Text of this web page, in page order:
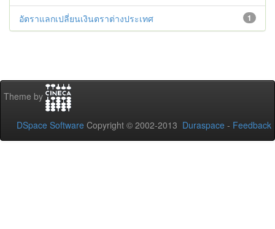
1
อัตราแลกเปลี่ยนเงินตราต่างประเทศ
Theme by
DSpace Software Copyright © 2002-2013 Duraspace - Feedback